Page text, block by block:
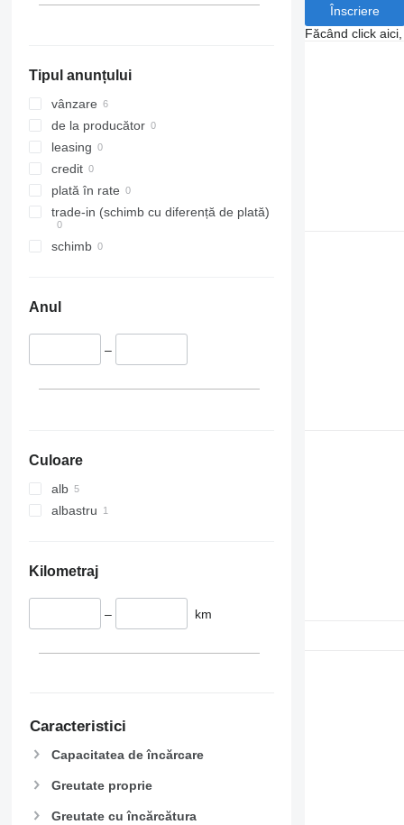
Tipul anunțului
vânzare
de la producător
leasing
credit
plată în rate
trade-in (schimb cu diferență de plată)
schimb
Anul
–
Culoare
alb
albastru
Kilometraj
– km
Caracteristici
Capacitatea de încărcare
Greutate proprie
Greutate cu încărcătura
Înscriere
Făcând click